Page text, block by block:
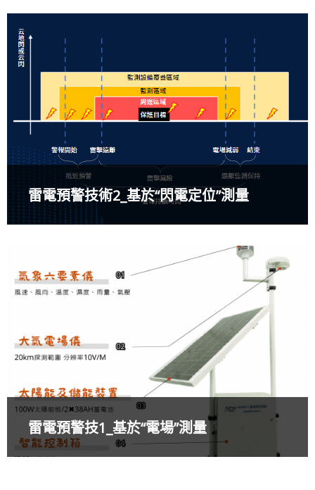
雷電預警技術2_基於“閃電定位”測量
雷電預警技1_基於“電場”測量